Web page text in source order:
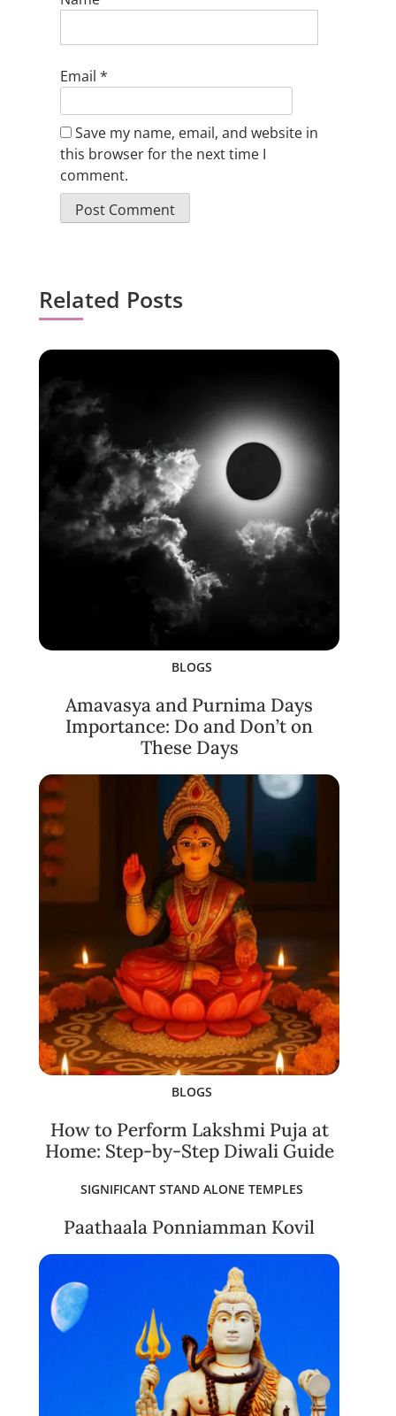
Email *
Save my name, email, and website in
this browser for the next time I
comment.
Related Posts
BLOGS
Amavasya and Purnima Days
Importance: Do and Don’t on
These Days
BLOGS
How to Perform Lakshmi Puja at
Home: Step-by-Step Diwali Guide
SIGNIFICANT STAND ALONE TEMPLES
Paathaala Ponniamman Kovil